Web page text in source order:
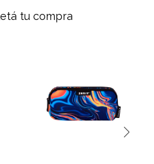
tu compra